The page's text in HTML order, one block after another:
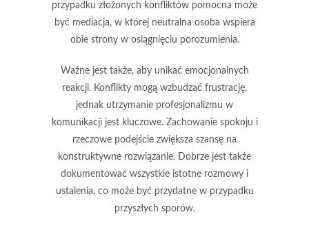
przypadku złożonych konfliktów pomocna może
być mediacja, w której neutralna osoba wspiera
obie strony w osiągnięciu porozumienia.
Ważne jest także, aby unikać emocjonalnych
reakcji. Konflikty mogą wzbudzać frustrację,
jednak utrzymanie profesjonalizmu w
komunikacji jest kluczowe. Zachowanie spokoju i
rzeczowe podejście zwiększa szansę na
konstruktywne rozwiązanie. Dobrze jest także
dokumentować wszystkie istotne rozmowy i
ustalenia, co może być przydatne w przypadku
przyszłych sporów.